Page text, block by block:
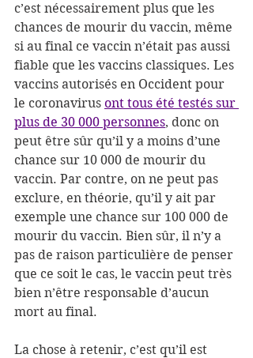
c’est nécessairement plus que les
chances de mourir du vaccin, même
si au final ce vaccin n’était pas aussi
fiable que les vaccins classiques. Les
vaccins autorisés en Occident pour
le coronavirus ont tous été testés sur
plus de 30 000 personnes, donc on
peut être sûr qu’il y a moins d’une
chance sur 10 000 de mourir du
vaccin. Par contre, on ne peut pas
exclure, en théorie, qu’il y ait par
exemple une chance sur 100 000 de
mourir du vaccin. Bien sûr, il n’y a
pas de raison particulière de penser
que ce soit le cas, le vaccin peut très
bien n’être responsable d’aucun
mort au final.
La chose à retenir, c’est qu’il est